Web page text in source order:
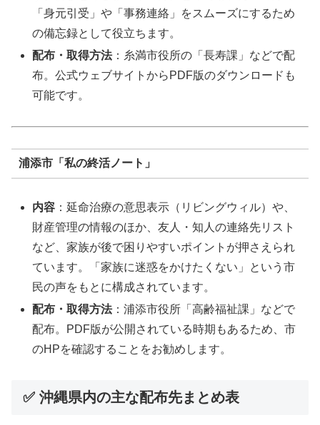
「身元引受」や「事務連絡」をスムーズにするため
の備忘録として役立ちます。
配布・取得方法：糸満市役所の「長寿課」などで配
布。公式ウェブサイトからPDF版のダウンロードも
可能です。
浦添市「私の終活ノート」
内容 ：延命治療の意思表示（リビングウィル）や、
財産管理の情報のほか、友人・知人の連絡先リスト
など、家族が後で困りやすいポイントが押さえられ
ています。「家族に迷惑をかけたくない」という市
民の声をもとに構成されています。
配布・取得方法：浦添市役所「高齢福祉課」などで
配布。PDF版が公開されている時期もあるため、市
のHPを確認することをお勧めします。
✅ 沖縄県内の主な配布先まとめ表